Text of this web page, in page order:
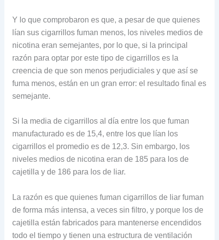
Y lo que comprobaron es que, a pesar de que quienes
lían sus cigarrillos fuman menos, los niveles medios de
nicotina eran semejantes, por lo que, si la principal
razón para optar por este tipo de cigarrillos es la
creencia de que son menos perjudiciales y que así se
fuma menos, están en un gran error: el resultado final es
semejante.
Si la media de cigarrillos al día entre los que fuman
manufacturado es de 15,4, entre los que lían los
cigarrillos el promedio es de 12,3. Sin embargo, los
niveles medios de nicotina eran de 185 para los de
cajetilla y de 186 para los de liar.
La razón es que quienes fuman cigarrillos de liar fuman
de forma más intensa, a veces sin filtro, y porque los de
cajetilla están fabricados para mantenerse encendidos
todo el tiempo y tienen una estructura de ventilación